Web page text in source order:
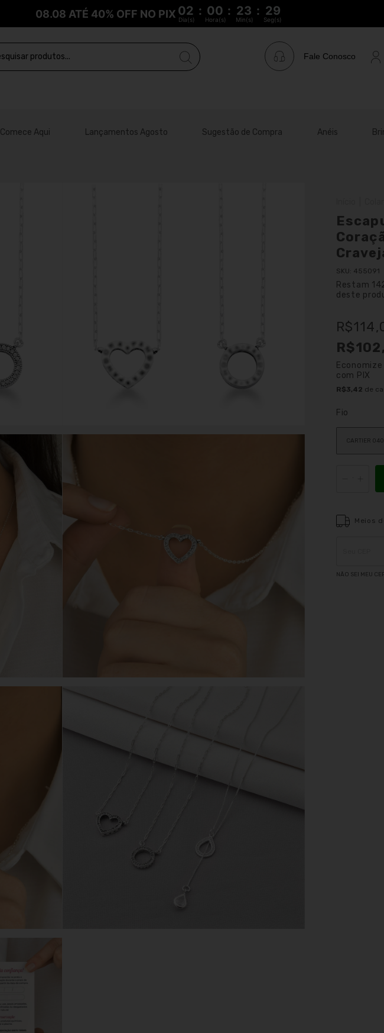
08.08 ATÉ 40% OFF NO PIX 02 : 00 : 23 : 28
Dia(s) Hora(s) Min(s) Seg(s)
Fale Conosco
Comece Aqui Lançamentos Agosto Sugestão de Compra Anéis
SKU: 455091
Restam
deste
Economize
com PIX
R$3,42 de
Fio
CARTIER 040
Meios
NÃO SEI MEU